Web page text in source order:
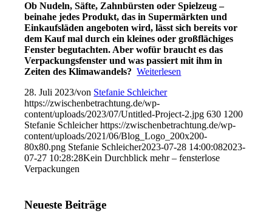
Ob Nudeln, Säfte, Zahnbürsten oder Spielzeug –
beinahe jedes Produkt, das in Supermärkten und
Einkaufsläden angeboten wird, lässt sich bereits vor
dem Kauf mal durch ein kleines oder großflächiges
Fenster begutachten. Aber wofür braucht es das
Verpackungsfenster und was passiert mit ihm in
Zeiten des Klimawandels? Weiterlesen
28. Juli 2023/von Stefanie Schleicher
https://zwischenbetrachtung.de/wp-
content/uploads/2023/07/Untitled-Project-2.jpg 630 1200
Stefanie Schleicher https://zwischenbetrachtung.de/wp-
content/uploads/2021/06/Blog_Logo_200x200-
80x80.png Stefanie Schleicher2023-07-28 14:00:082023-
07-27 10:28:28Kein Durchblick mehr – fensterlose
Verpackungen
Neueste Beiträge